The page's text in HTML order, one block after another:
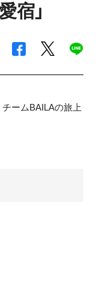
宿」
チームBAILAの旅上